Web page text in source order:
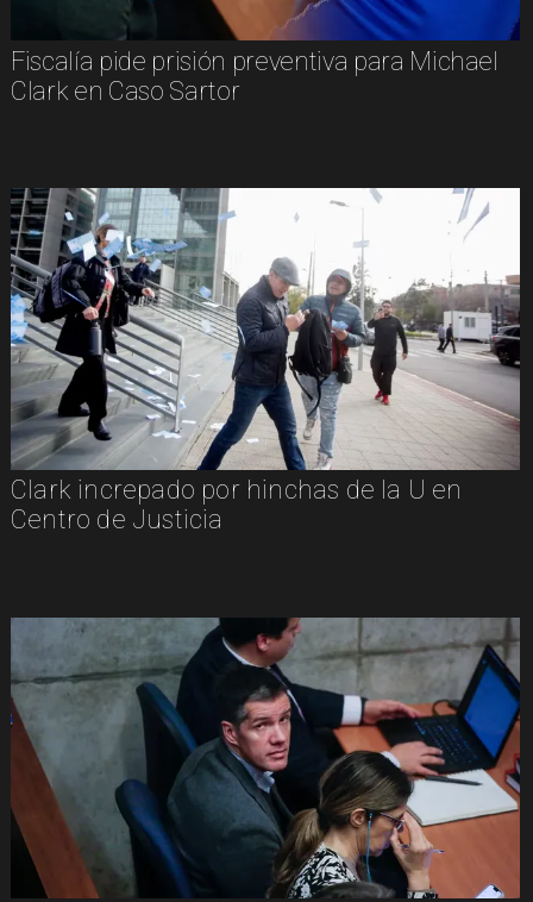
Fiscalía pide prisión preventiva para Michael
Clark en Caso Sartor
Clark increpado por hinchas de la U en
Centro de Justicia